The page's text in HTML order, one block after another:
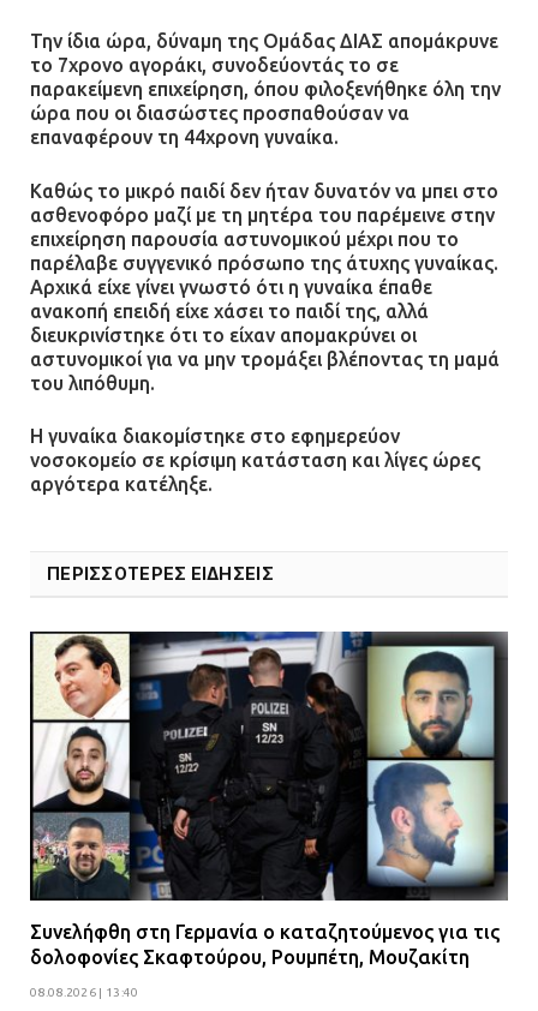
Την ίδια ώρα, δύναμη της Ομάδας ΔΙΑΣ απομάκρυνε
το 7χρονο αγοράκι, συνοδεύοντάς το σε
παρακείμενη επιχείρηση, όπου φιλοξενήθηκε όλη την
ώρα που οι διασώστες προσπαθούσαν να
επαναφέρουν τη 44χρονη γυναίκα.
Καθώς το μικρό παιδί δεν ήταν δυνατόν να μπει στο
ασθενοφόρο μαζί με τη μητέρα του παρέμεινε στην
επιχείρηση παρουσία αστυνομικού μέχρι που το
παρέλαβε συγγενικό πρόσωπο της άτυχης γυναίκας.
Αρχικά είχε γίνει γνωστό ότι η γυναίκα έπαθε
ανακοπή επειδή είχε χάσει το παιδί της, αλλά
διευκρινίστηκε ότι το είχαν απομακρύνει οι
αστυνομικοί για να μην τρομάξει βλέποντας τη μαμά
του λιπόθυμη.
Η γυναίκα διακομίστηκε στο εφημερεύον
νοσοκομείο σε κρίσιμη κατάσταση και λίγες ώρες
αργότερα κατέληξε.
ΠΕΡΙΣΣΟΤΕΡΕΣ ΕΙΔΗΣΕΙΣ
Συνελήφθη στη Γερμανία ο καταζητούμενος για τις
δολοφονίες Σκαφτούρου, Ρουμπέτη, Μουζακίτη
08.08.2026 | 13:40